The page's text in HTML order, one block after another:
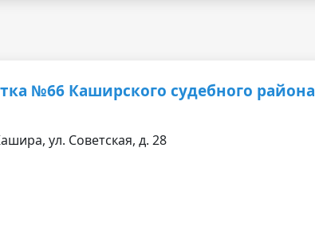
№66 Каширского судебного района
ул. Советская, д. 28